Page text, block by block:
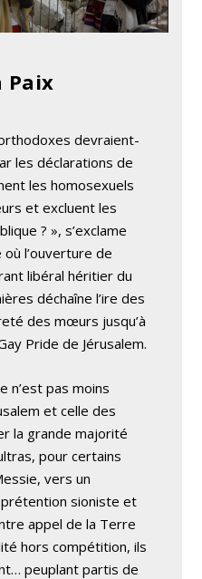
Paix
devraient-
les déclarations de
les homosexuels
et excluent les
? », s’exclame
où l’ouverture de
libéral héritier du
déchaîne l’ire des
des mœurs jusqu’à
Pride de Jérusalem.
n’est pas moins
et celle des
la grande majorité
pour certains
vers un
sioniste et
appel de la Terre
hors compétition, ils
peuplant partis de